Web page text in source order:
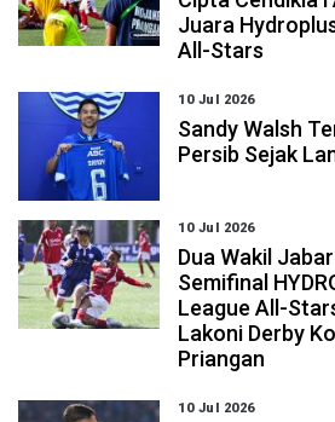
Juara
All-Stars
10 Jul 2026
Sandy Walsh
Persib Sejak
10 Jul 2026
Dua Wakil
Semifinal
League All-
Lakoni Derby
Priangan
10 Jul 2026